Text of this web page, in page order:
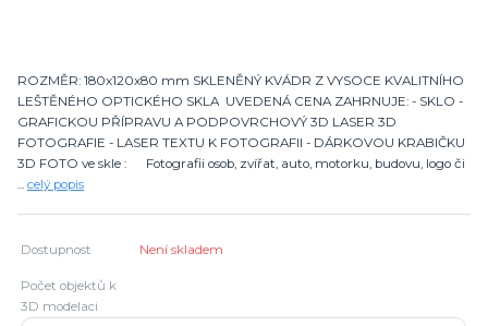
ROZMĚR: 180x120x80 mm SKLENĚNÝ KVÁDR Z VYSOCE KVALITNÍHO
LEŠTĚNÉHO OPTICKÉHO SKLA UVEDENÁ CENA ZAHRNUJE: - SKLO -
GRAFICKOU PŘÍPRAVU A PODPOVRCHOVÝ 3D LASER 3D
FOTOGRAFIE - LASER TEXTU K FOTOGRAFII - DÁRKOVOU KRABIČKU
3D FOTO ve skle : Fotografii osob, zvířat, auto, motorku, budovu, logo či
celý popis
Dostupnost Není skladem
Počet objektů k
3D modelaci